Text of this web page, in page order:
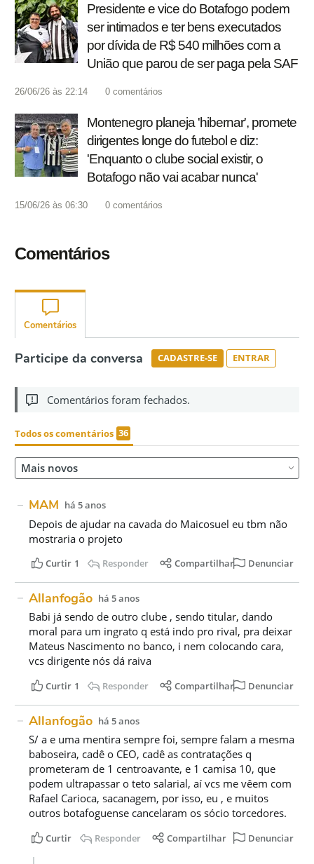
Presidente e vice do Botafogo podem
ser intimados e ter bens executados
por dívida de R$ 540 milhões com a
União que parou de ser paga pela SAF
26/06/26 às 22:14 0 comentários
Montenegro planeja 'hibernar', promete
dirigentes longe do futebol e diz:
'Enquanto o clube social existir, o
Botafogo não vai acabar nunca'
15/06/26 às 06:30 0 comentários
Comentários